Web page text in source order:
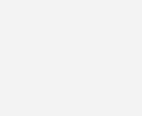
ΑΠΘ
Διδασκαλίας των Προγραμμάτων
την
-